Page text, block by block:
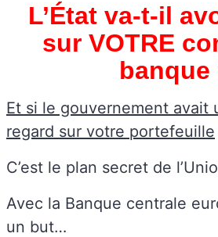
L’État va-t-il
sur VOTRE
banque
Et si le gouvernement avait
regard sur votre portefeuille
C’est le plan secret de
Avec la Banque centrale
un but…